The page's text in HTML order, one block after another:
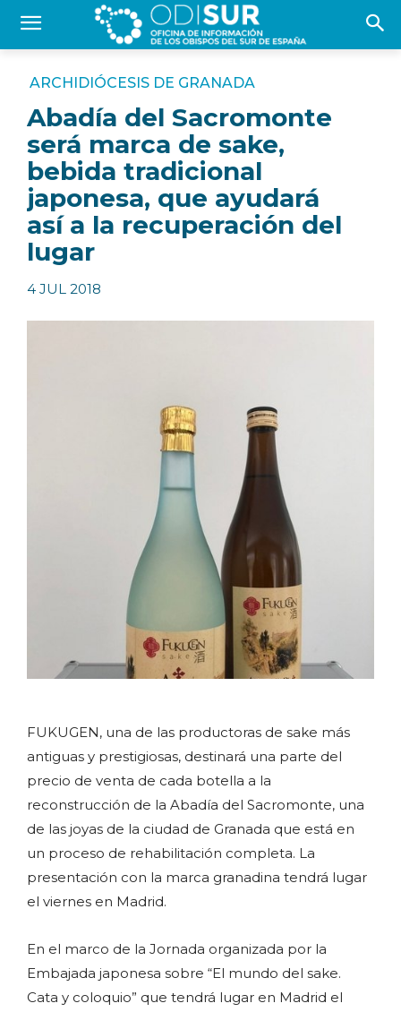
ARCHIDIÓCESIS DE GRANADA
Abadía del Sacromonte
será marca de sake,
bebida tradicional
japonesa, que ayudará
así a la recuperación del
lugar
4 JUL 2018
FUKUGEN, una de las productoras de sake más
antiguas y prestigiosas, destinará una parte del
precio de venta de cada botella a la
reconstrucción de la Abadía del Sacromonte, una
de las joyas de la ciudad de Granada que está en
un proceso de rehabilitación completa. La
presentación con la marca granadina tendrá lugar
el viernes en Madrid.
En el marco de la Jornada organizada por la
Embajada japonesa sobre “El mundo del sake.
Cata y coloquio” que tendrá lugar en Madrid el